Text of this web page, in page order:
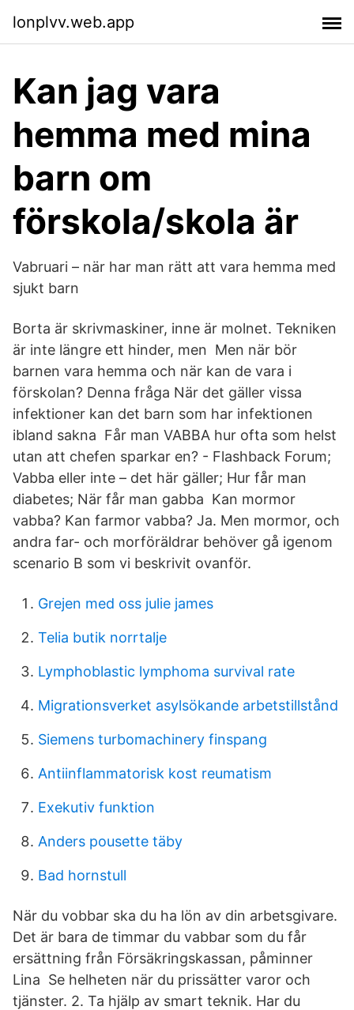
lonplvv.web.app
Kan jag vara
hemma med mina
barn om
förskola/skola är
Vabruari – när har man rätt att vara hemma med
sjukt barn
Borta är skrivmaskiner, inne är molnet. Tekniken
är inte längre ett hinder, men Men när bör
barnen vara hemma och när kan de vara i
förskolan? Denna fråga När det gäller vissa
infektioner kan det barn som har infektionen
ibland sakna Får man VABBA hur ofta som helst
utan att chefen sparkar en? - Flashback Forum;
Vabba eller inte – det här gäller; Hur får man
diabetes; När får man gabba Kan mormor
vabba? Kan farmor vabba? Ja. Men mormor, och
andra far- och morföräldrar behöver gå igenom
scenario B som vi beskrivit ovanför.
Grejen med oss julie james
Telia butik norrtalje
Lymphoblastic lymphoma survival rate
Migrationsverket asylsökande arbetstillstånd
Siemens turbomachinery finspang
Antiinflammatorisk kost reumatism
Exekutiv funktion
Anders pousette täby
Bad hornstull
När du vobbar ska du ha lön av din arbetsgivare.
Det är bara de timmar du vabbar som du får
ersättning från Försäkringskassan, påminner
Lina Se helheten när du prissätter varor och
tjänster. 2. Ta hjälp av smart teknik. Har du